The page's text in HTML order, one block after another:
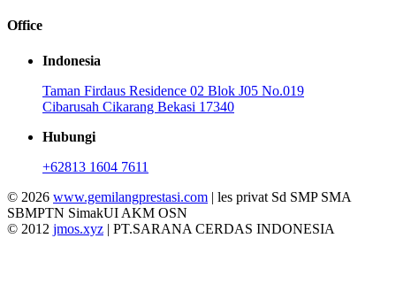
Office
Indonesia
Taman Firdaus Residence 02 Blok J05 No.019
Cibarusah Cikarang Bekasi 17340
Hubungi
+62813 1604 7611
© 2026 www.gemilangprestasi.com | les privat Sd SMP SMA
SBMPTN SimakUI AKM OSN
© 2012 jmos.xyz | PT.SARANA CERDAS INDONESIA